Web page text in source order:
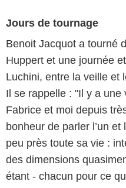
Jours de tournage
Benoit Jacquot a tourné
Huppert et une journée
Luchini, entre la veille et
Il se rappelle : "Il y a
Fabrice et moi depuis
bonheur de parler l’un
peu près toute sa vie :
des dimensions
étant - chacun pour ce